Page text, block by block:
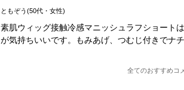
ともぞう(50代・女性)
素肌ウィッグ接触冷感マニッシュラフショート
が気持ちいいです。もみあげ、つむじ付きでナ
全てのおすすめコ